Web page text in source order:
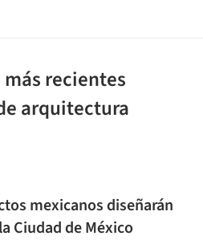
recientes
arquitectura
mexicanos diseñarán
Ciudad de México